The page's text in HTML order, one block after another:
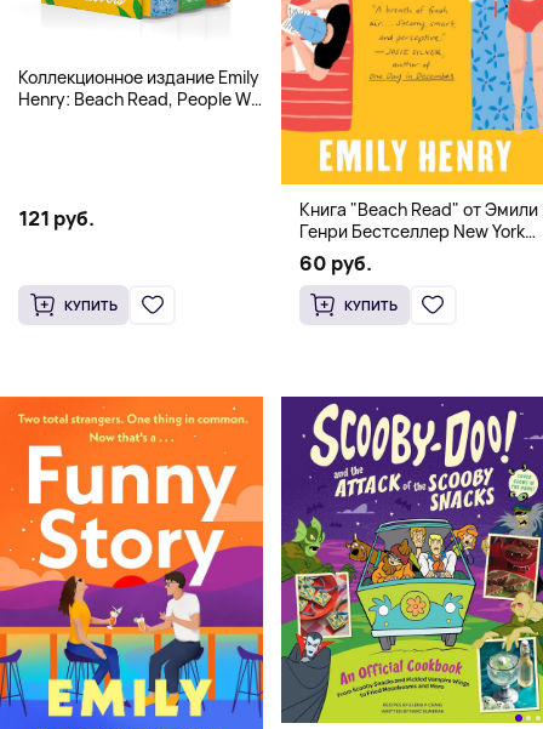
Коллекционное издание Emily
Henry: Beach Read, People We
121 руб.
КУПИТЬ
Книга "Beach Read" от Эмили
Генри Бестселлер New York
Times
60 руб.
КУПИТЬ